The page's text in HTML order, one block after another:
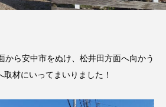
から安中市をぬけ、松井田方面へ向かう
材にいってまいりました！